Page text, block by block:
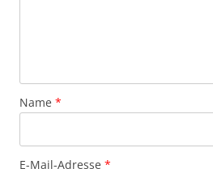
Name *
E-Mail-Adresse *